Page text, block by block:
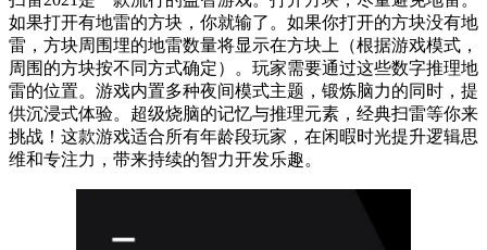
如果打开有地雷的方块，你就输了。如果你打开的方块没有地
雷，方块周围埋的地雷数量将显示在方块上（根据游戏模式，
周围的方块按不同方式确定）。玩家需要通过这些数字推理地
雷的位置。游戏内置多种夜间模式主题，锻炼脑力的同时，提
供沉浸式体验。超级烧脑的记忆与推理元素，经典扫雷等你来
挑战！这款游戏适合所有年龄段玩家，在闲暇时光提升逻辑思
维和专注力，带来持续的智力开发乐趣。